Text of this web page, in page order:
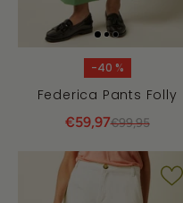
-40 %
Federica Pants Folly
€59,97€99,95